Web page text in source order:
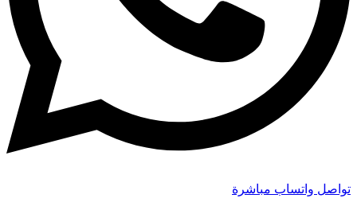
تواصل واتساب مباشرة